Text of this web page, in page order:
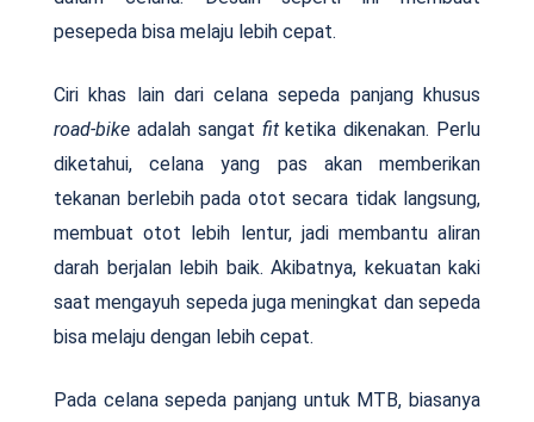
pesepeda bisa melaju lebih cepat.
Ciri khas lain dari celana sepeda panjang khusus
road-bike adalah sangat fit ketika dikenakan. Perlu
diketahui, celana yang pas akan memberikan
tekanan berlebih pada otot secara tidak langsung,
membuat otot lebih lentur, jadi membantu aliran
darah berjalan lebih baik. Akibatnya, kekuatan kaki
saat mengayuh sepeda juga meningkat dan sepeda
bisa melaju dengan lebih cepat.
Pada celana sepeda panjang untuk MTB, biasanya